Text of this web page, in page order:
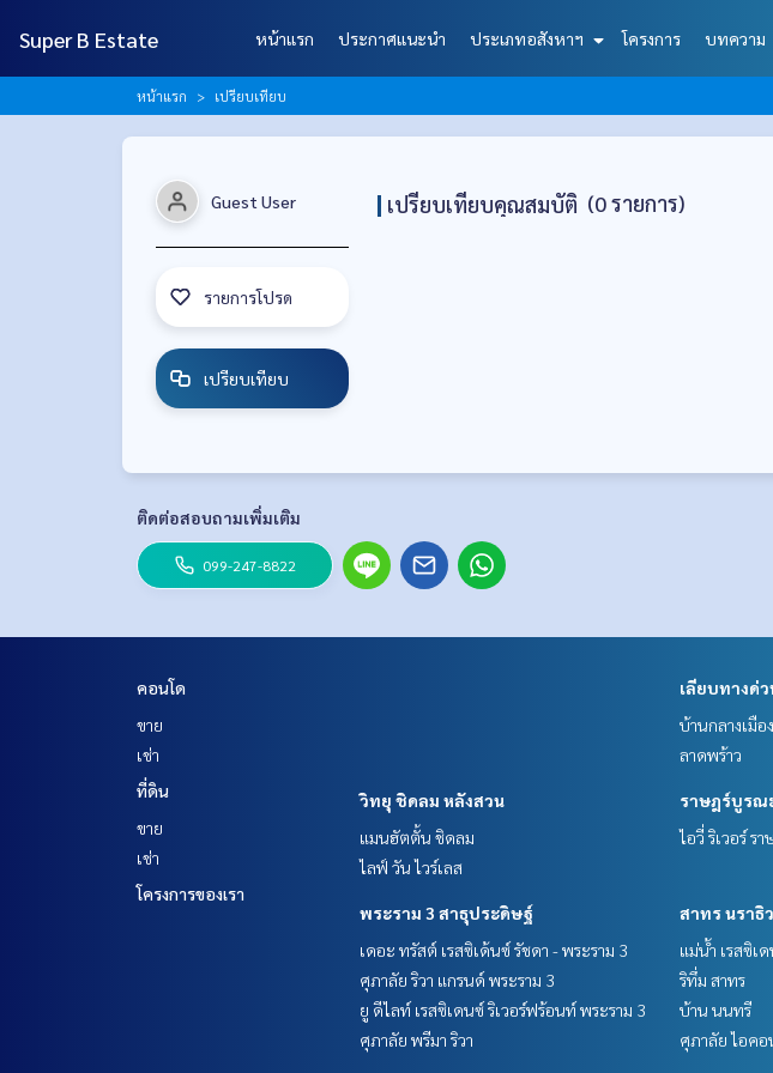
Super B Estate หน้าแรก ประกาศแนะนำ ประเภทอสังหาฯ โครงการ บทความ
หน้าแรก เปรียบเทียบ
Guest User เปรียบเทียบคุณสมบัติ (0รายการ)
รายการโปรด
เปรียบเทียบ
ติดต่อสอบถามเพิ่มเติม
099-247-8822
คอนโด
ขาย
เช่า
ที่ดิน
ขาย
เช่า
โครงการของเรา
เลียบทางด่
บ้านกลางเมือ
ลาดพร้าว
วิทยุ ชิดลม หลังสวน
แมนฮัตตั้น ชิดลม
ไลฟ์ วัน ไวร์เลส
ราษฎร์บูรณ
ไอวี่ ริเวอร์ ร
พระราม 3 สาธุประดิษฐ์
เดอะ ทรัสต์ เรสซิเด้นซ์ รัชดา - พระราม 3
ศุภาลัย ริวา แกรนด์ พระราม 3
ยู ดีไลท์ เรสซิเดนซ์ ริเวอร์ฟร้อนท์ พระราม 3
ศุภาลัย พรีมา ริวา
สาทร นราธิ
แม่น้ำ เรสซิเ
ริทึ่ม สาทร
บ้าน นนทรี
ศุภาลัย ไอคอ